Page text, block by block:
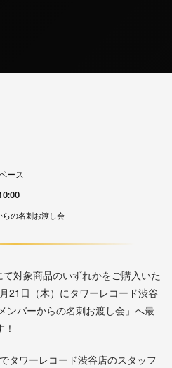
ース
らの名刺お渡し会
対象商品のいずれかをご購入いた
21日（木）にタワーレコード渋谷
ンバーからの名刺お渡し会」へ最
タワーレコード渋谷店のスタッフ